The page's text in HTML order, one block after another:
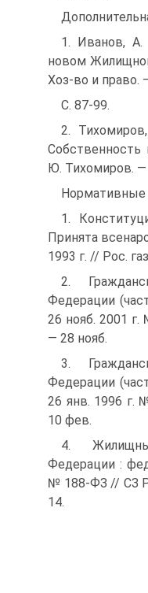
1. Иванов,
новом
Хоз-во и право.
С. 87-99.
2.
Ю. Тихомиров. —
1.
Принята
1993 г. // Рос.
2.
Федерации
26 нояб. 2001
— 28 нояб.
3.
Федерации
26 янв. 1996
10 фев.
4.
Федерации :
№ 188-ФЗ // СЗ
14.